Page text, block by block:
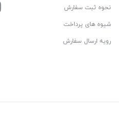
نحوه ثبت سفارش
شیوه های پرداخت
رویه ارسال سفارش